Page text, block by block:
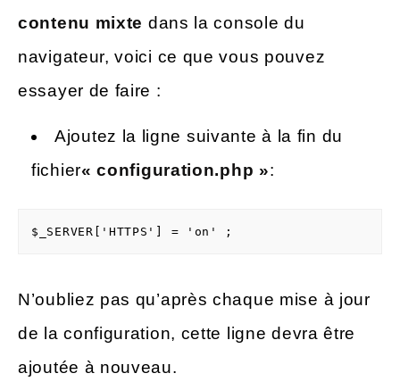
contenu mixte dans la console du
navigateur, voici ce que vous pouvez
essayer de faire :
Ajoutez la ligne suivante à la fin du
fichier« configuration.php »:
$_SERVER['HTTPS'] = 'on' ;
N’oubliez pas qu’après chaque mise à jour
de la configuration, cette ligne devra être
ajoutée à nouveau.